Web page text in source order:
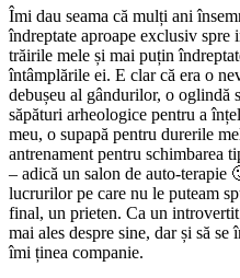
Îmi dau seama că mulți ani
îndreptate aproape exclusiv spre
trăirile mele și mai puțin
întâmplările ei. E clar că era o
debușeu al gândurilor, o oglindă
săpături arheologice pentru a
meu, o supapă pentru durerile
antrenament pentru schimbarea
– adică un salon de auto-terapie
lucrurilor pe care nu le puteam
final, un prieten. Ca un
mai ales despre sine, dar și să
îmi ținea companie.